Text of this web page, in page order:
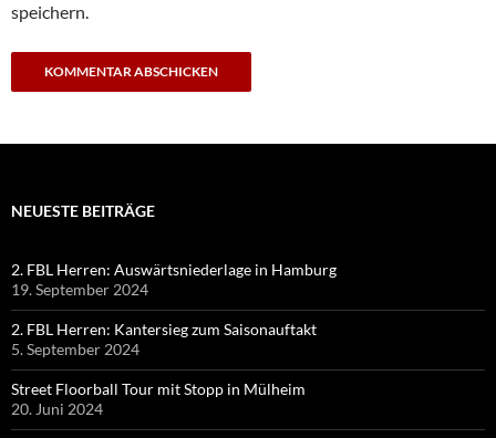
speichern.
NEUESTE BEITRÄGE
2. FBL Herren: Auswärtsniederlage in Hamburg
19. September 2024
2. FBL Herren: Kantersieg zum Saisonauftakt
5. September 2024
Street Floorball Tour mit Stopp in Mülheim
20. Juni 2024